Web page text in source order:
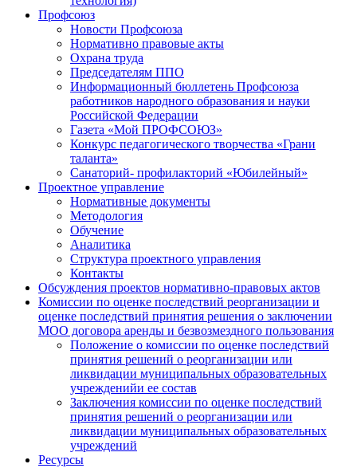
Профсоюз
Новости Профсоюза
Нормативно правовые акты
Охрана труда
Председателям ППО
Информационный бюллетень Профсоюза
работников народного образования и науки
Российской Федерации
Газета «Мой ПРОФСОЮЗ»
Конкурс педагогического творчества «Грани
таланта»
Санаторий- профилакторий «Юбилейный»
Проектное управление
Нормативные документы
Методология
Обучение
Аналитика
Структура проектного управления
Контакты
Обсуждения проектов нормативно-правовых актов
Комиссии по оценке последствий реорганизации и
оценке последствий принятия решения о заключении
МОО договора аренды и безвозмездного пользования
Положение о комиссии по оценке последствий
принятия решений о реорганизации или
ликвидации муниципальных образовательных
учрежденийи ее состав
Заключения комиссии по оценке последствий
принятия решений о реорганизации или
ликвидации муниципальных образовательных
учреждений
Ресурсы